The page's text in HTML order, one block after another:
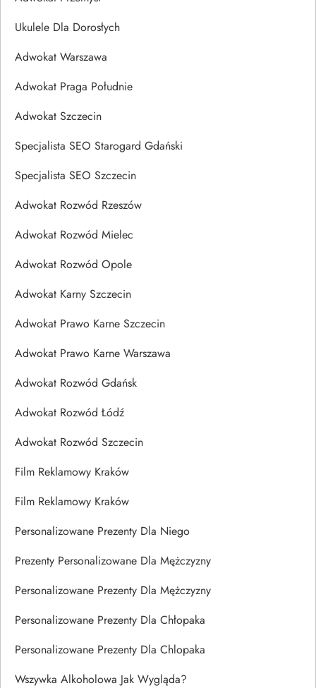
Ukulele Dla Dorosłych
Adwokat Warszawa
Adwokat Praga Południe
Adwokat Szczecin
Specjalista SEO Starogard Gdański
Specjalista SEO Szczecin
Adwokat Rozwód Rzeszów
Adwokat Rozwód Mielec
Adwokat Rozwód Opole
Adwokat Karny Szczecin
Adwokat Prawo Karne Szczecin
Adwokat Prawo Karne Warszawa
Adwokat Rozwód Gdańsk
Adwokat Rozwód Łódź
Adwokat Rozwód Szczecin
Film Reklamowy Kraków
Film Reklamowy Kraków
Personalizowane Prezenty Dla Niego
Prezenty Personalizowane Dla Mężczyzny
Personalizowane Prezenty Dla Mężczyzny
Personalizowane Prezenty Dla Chłopaka
Personalizowane Prezenty Dla Chlopaka
Wszywka Alkoholowa Jak Wygląda?